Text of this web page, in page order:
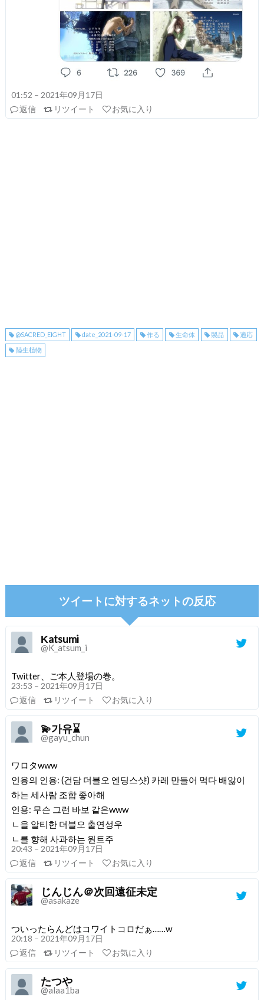
01:52 – 2021年09月17日
返信
リツイート お気に入り
@SACRED_EIGHT date_2021-09-17 作る 生命体 製品 適応
陸生植物
ツイートに対するネットの反応
Κatsumi
@K_atsum_i
Twitter、ご本人登場の巻。
23:53 – 2021年09月17日
返信
リツイート お気に入り
💫가유⌛️
@gayu_chun
ワロタwww
인용의 인용: (건담 더블오 엔딩스샷) 카레 만들어 먹다 배앓이
하는 세사람 조합 좋아해
인용: 무슨 그런 바보 같은www
ㄴ을 알티한 더블오 출연성우
ㄴ를 향해 사과하는 원트주
20:43 – 2021年09月17日
返信
リツイート お気に入り
じんじん＠次回遠征未定
@asakaze
ついったらんどはコワイトコロだぁ……w
20:18 – 2021年09月17日
返信
リツイート お気に入り
たつや
@alaa1ba